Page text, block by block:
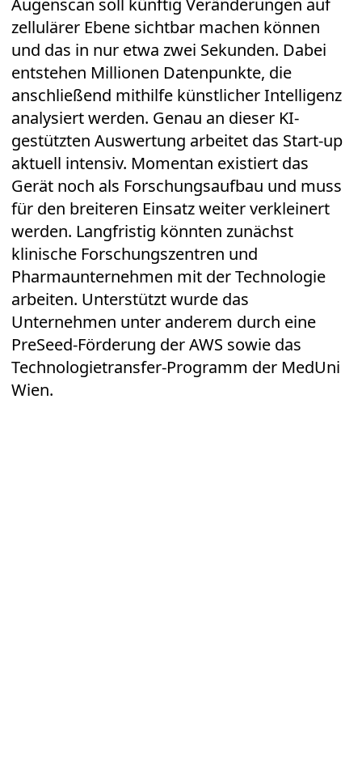
Augenscan soll künftig Veränderungen auf
zellulärer Ebene sichtbar machen können
und das in nur etwa zwei Sekunden. Dabei
entstehen Millionen Datenpunkte, die
anschließend mithilfe künstlicher Intelligenz
analysiert werden. Genau an dieser KI-
gestützten Auswertung arbeitet das Start-up
aktuell intensiv. Momentan existiert das
Gerät noch als Forschungsaufbau und muss
für den breiteren Einsatz weiter verkleinert
werden. Langfristig könnten zunächst
klinische Forschungszentren und
Pharmaunternehmen mit der Technologie
arbeiten. Unterstützt wurde das
Unternehmen unter anderem durch eine
PreSeed-Förderung der AWS sowie das
Technologietransfer-Programm der MedUni
Wien.